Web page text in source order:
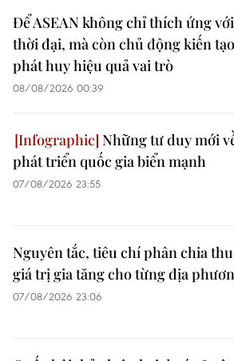
Để ASEAN không chỉ thích ứng với
thời đại, mà còn chủ động kiến
phát huy hiệu quả vai trò
08/08/2026 00:39
Những tư duy mới
phát triển quốc gia biển mạnh
07/08/2026 23:55
Nguyên tắc, tiêu chí phân chia
giá trị gia tăng cho từng địa
07/08/2026 23:06